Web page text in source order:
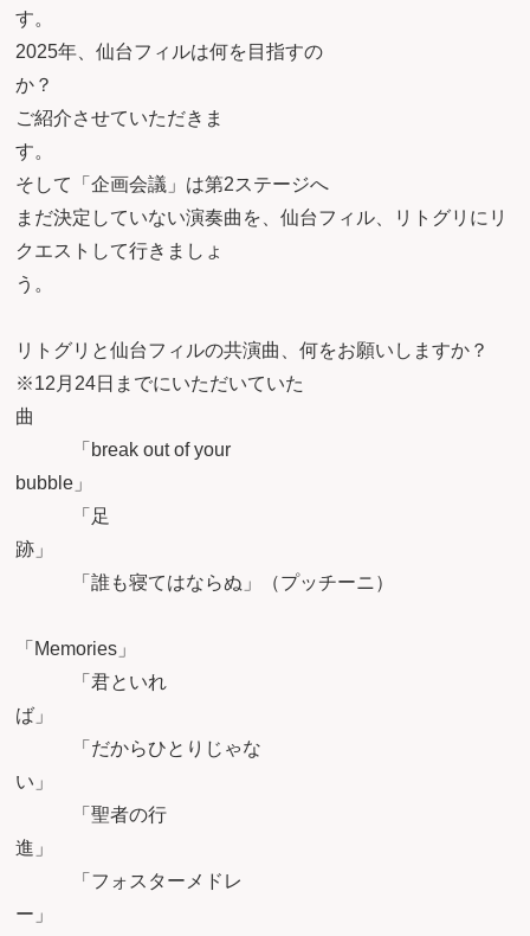
す
2025年、仙台フィルは何を目指すの
か
ご紹介させていただきま
そして「企画会議」は第2ステージへ
まだ決定していない演奏曲を、仙台フィル、リトグリにリ
クエストして行きましょ
う
リトグリと仙台フィルの共演曲、何をお願いしますか？
※12月24日までにいただいていた
「break out of your
「足
「誰も寝てはならぬ」（プッチーニ）
「
「君といれ
「だからひとりじゃな
い
「聖者の行
「フォスターメドレ
ー